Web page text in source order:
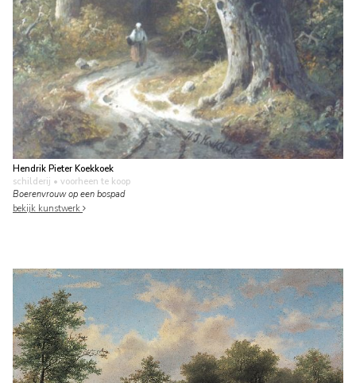
Hendrik Pieter Koekkoek
schilderij • voorheen te koop
Boerenvrouw op een bospad
bekijk kunstwerk